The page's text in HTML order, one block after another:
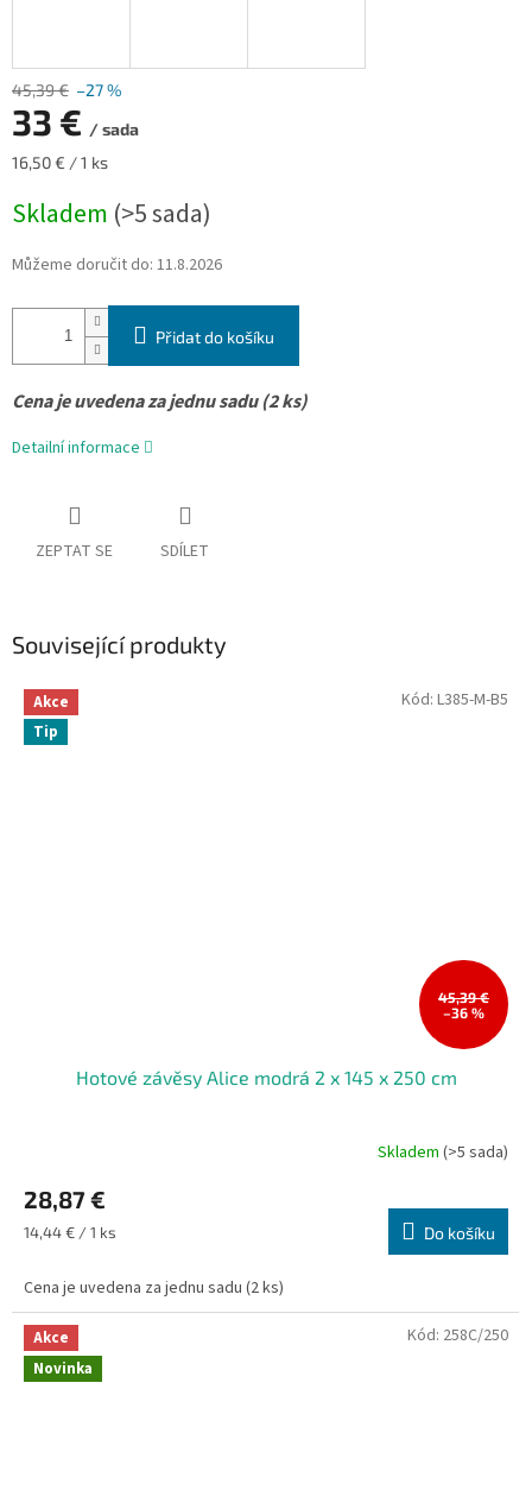
45,39 € –27 %
33 € / sada
Měrná
16,50 € / 1 ks
Skladem (>5 sada)
Můžeme doručit do: 11.8.2026
Přidat do košíku
Cena je uvedena za jednu sadu (2 ks)
Detailní informace
ZEPTAT SE SDÍLET
Související produkty
Akce
Tip
45,39 €
–36 %
Hotové závěsy Alice modrá 2 x 145 x 250 cm
Skladem (>5 sada)
28,87 €
Měrná
14,44 € / 1 ks Do košíku
Cena je uvedena za jednu sadu (2 ks)
Kód: L385-M-B5
Akce
Novinka
Kód: 258C/250